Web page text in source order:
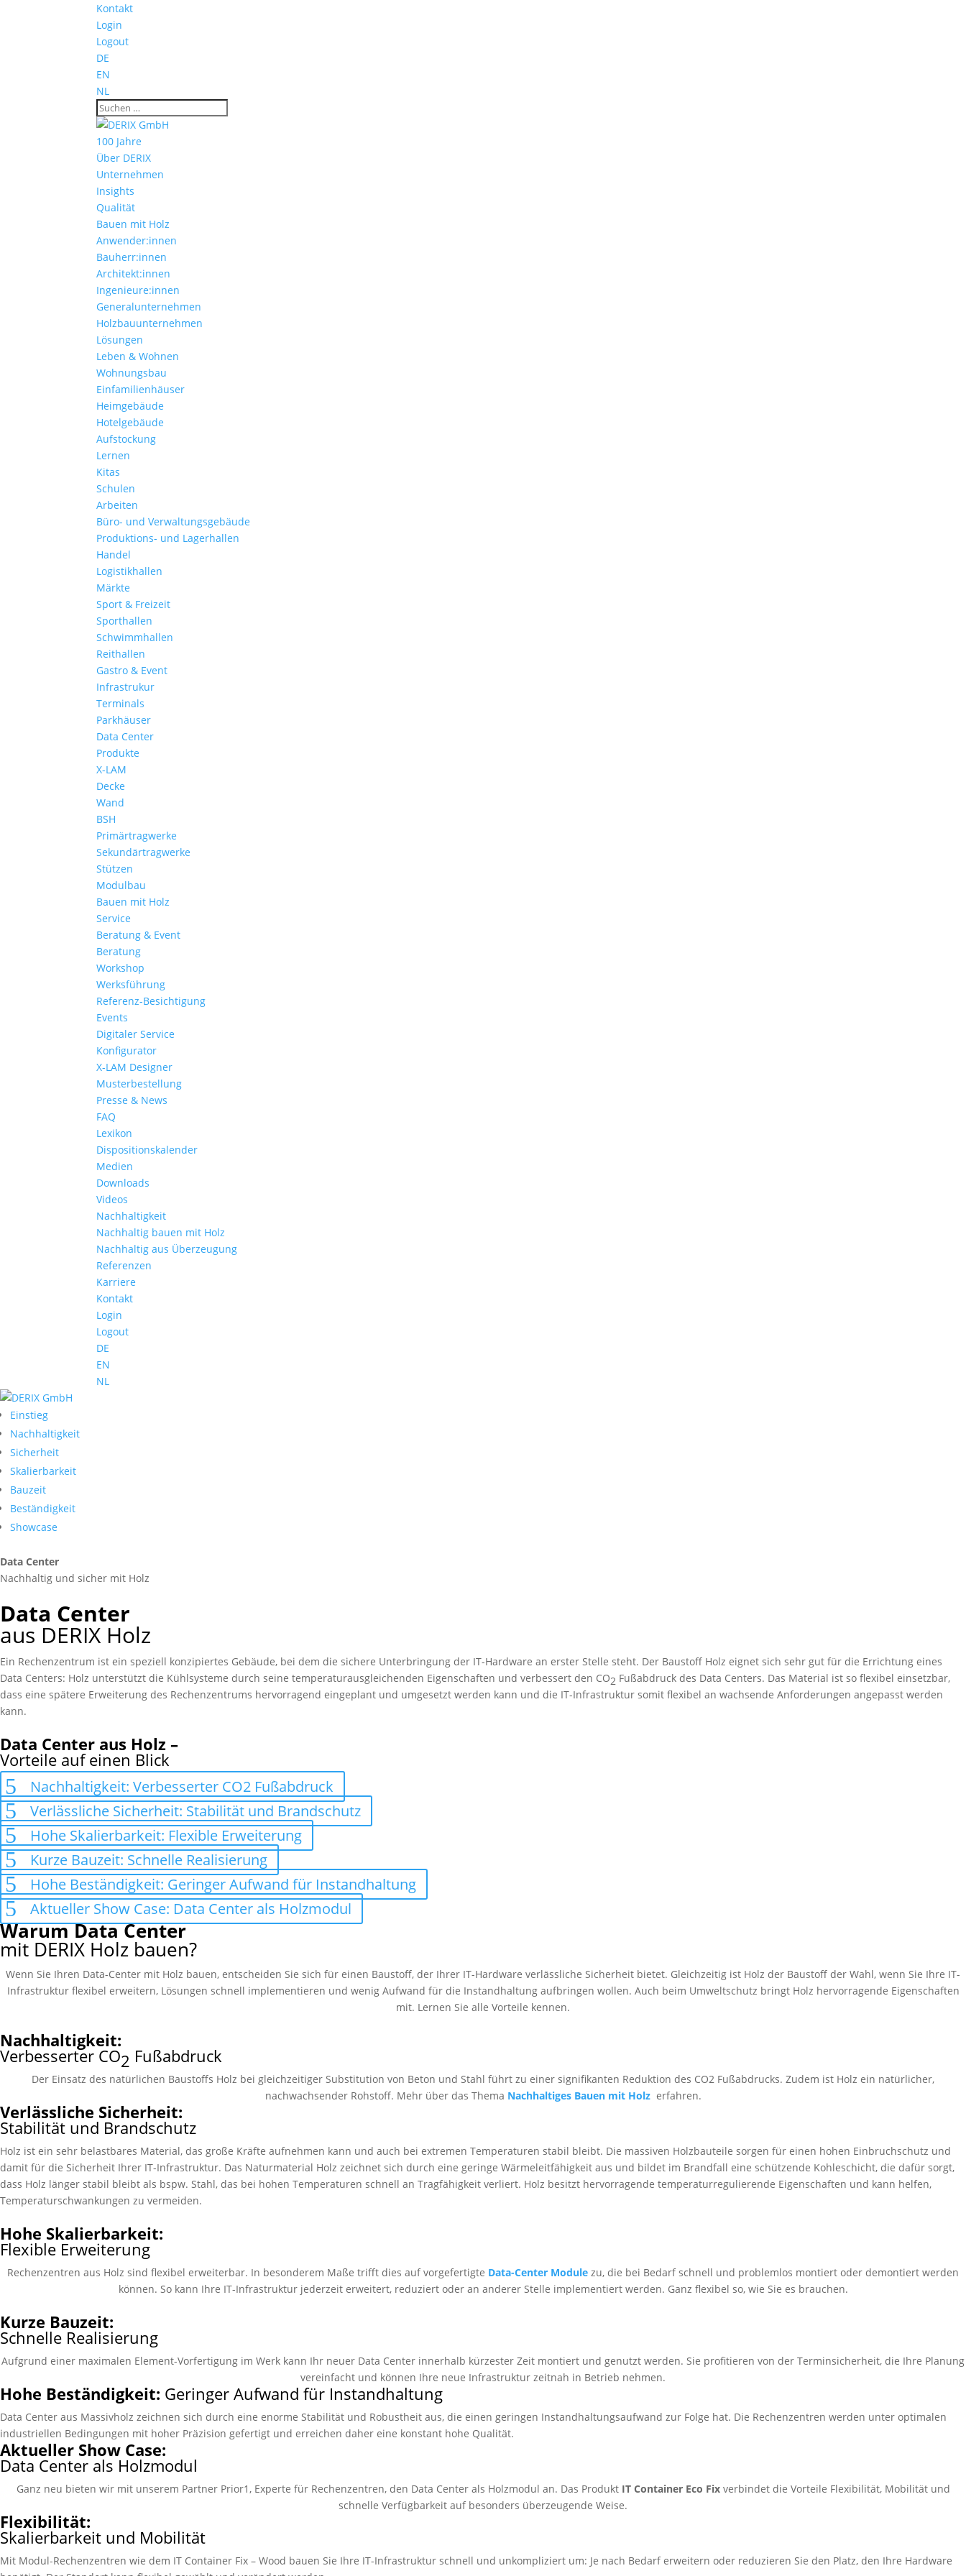
Kontakt
Login
Logout
DE
EN
NL
100 Jahre
Über DERIX
Unternehmen
Insights
Qualität
Bauen mit Holz
Anwender:innen
Bauherr:innen
Architekt:innen
Ingenieure:innen
Generalunternehmen
Holzbauunternehmen
Lösungen
Leben & Wohnen
Wohnungs­bau
Einfamilien­häuser
Heimgebäude
Hotelgebäude
Aufstockung
Lernen
Kitas
Schulen
Arbeiten
Büro- und Verwaltungs­gebäude
Produktions- und Lagerhallen
Handel
Logistikhallen
Märkte
Sport & Freizeit
Sporthallen
Schwimmhallen
Reithallen
Gastro & Event
Infrastrukur
Terminals
Parkhäuser
Data Center
Produkte
X-LAM
Decke
Wand
BSH
Primärtragwerke
Sekundärtragwerke
Stützen
Modulbau
Bauen mit Holz
Service
Beratung & Event
Beratung
Workshop
Werksführung
Referenz-Besichtigung
Events
Digitaler Service
Konfigurator
X-LAM Designer
Musterbestellung
Presse & News
FAQ
Lexikon
Dispositionskalender
Medien
Downloads
Videos
Nachhaltigkeit
Nachhaltig bauen mit Holz
Nachhaltig aus Überzeugung
Referenzen
Karriere
Kontakt
Login
Logout
DE
EN
NL
Einstieg
Nachhaltigkeit
Sicherheit
Skalierbarkeit
Bauzeit
Beständigkeit
Showcase
Data Center
Nachhaltig und sicher mit Holz
Data Center
aus DERIX Holz
Ein Rechenzentrum ist ein speziell konzipiertes Gebäude, bei dem die sichere Unterbringung der IT-Hardware an erster Stelle steht. Der Baustoff Holz eignet sich sehr gut für die Errichtung eines
Data Centers: Holz unterstützt die Kühlsysteme durch seine temperaturausgleichenden Eigenschaften und verbessert den CO2 Fußabdruck des Data Centers. Das Material ist so flexibel einsetzbar,
dass eine spätere Erweiterung des Rechenzentrums hervorragend eingeplant und umgesetzt werden kann und die IT-Infrastruktur somit flexibel an wachsende Anforderungen angepasst werden
kann.
Data Center aus Holz –
Vorteile auf einen Blick
Nachhaltigkeit: Verbesserter CO2 Fußabdruck
Verlässliche Sicherheit: Stabilität und Brandschutz
Hohe Skalierbarkeit: Flexible Erweiterung
Kurze Bauzeit: Schnelle Realisierung
Hohe Beständigkeit: Geringer Aufwand für Instandhaltung
Aktueller Show Case: Data Center als Holzmodul
Warum Data Center
mit DERIX Holz bauen?
Wenn Sie Ihren Data-Center mit Holz bauen, entscheiden Sie sich für einen Baustoff, der Ihrer IT-Hardware verlässliche Sicherheit bietet. Gleichzeitig ist Holz der Baustoff der Wahl, wenn Sie Ihre IT-
Infrastruktur flexibel erweitern, Lösungen schnell implementieren und wenig Aufwand für die Instandhaltung aufbringen wollen. Auch beim Umweltschutz bringt Holz hervorragende Eigenschaften
mit. Lernen Sie alle Vorteile kennen.
Nachhaltigkeit:
Verbesserter CO2 Fußabdruck
Der Einsatz des natürlichen Baustoffs Holz bei gleichzeitiger Substitution von Beton und Stahl führt zu einer signifikanten Reduktion des CO2 Fußabdrucks. Zudem ist Holz ein natürlicher,
nachwachsender Rohstoff. Mehr über das Thema Nachhaltiges Bauen mit Holz erfahren.
Verlässliche Sicherheit:
Stabilität und Brandschutz
Holz ist ein sehr belastbares Material, das große Kräfte aufnehmen kann und auch bei extremen Temperaturen stabil bleibt. Die massiven Holzbauteile sorgen für einen hohen Einbruchschutz und
damit für die Sicherheit Ihrer IT-Infrastruktur. Das Naturmaterial Holz zeichnet sich durch eine geringe Wärmeleitfähigkeit aus und bildet im Brandfall eine schützende Kohleschicht, die dafür sorgt,
dass Holz länger stabil bleibt als bspw. Stahl, das bei hohen Temperaturen schnell an Tragfähigkeit verliert. Holz besitzt hervorragende temperaturregulierende Eigenschaften und kann helfen,
Temperaturschwankungen zu vermeiden.
Hohe Skalierbarkeit:
Flexible Erweiterung
Rechenzentren aus Holz sind flexibel erweiterbar. In besonderem Maße trifft dies auf vorgefertigte Data-Center Module zu, die bei Bedarf schnell und problemlos montiert oder demontiert werden
können. So kann Ihre IT-Infrastruktur jederzeit erweitert, reduziert oder an anderer Stelle implementiert werden. Ganz flexibel so, wie Sie es brauchen.
Kurze Bauzeit:
Schnelle Realisierung
Aufgrund einer maximalen Element-Vorfertigung im Werk kann Ihr neuer Data Center innerhalb kürzester Zeit montiert und genutzt werden. Sie profitieren von der Terminsicherheit, die Ihre Planung
vereinfacht und können Ihre neue Infrastruktur zeitnah in Betrieb nehmen.
Hohe Beständigkeit: Geringer Aufwand für Instandhaltung
Data Center aus Massivholz zeichnen sich durch eine enorme Stabilität und Robustheit aus, die einen geringen Instandhaltungsaufwand zur Folge hat. Die Rechenzentren werden unter optimalen
industriellen Bedingungen mit hoher Präzision gefertigt und erreichen daher eine konstant hohe Qualität.
Aktueller Show Case:
Data Center als Holzmodul
Ganz neu bieten wir mit unserem Partner Prior1, Experte für Rechenzentren, den Data Center als Holzmodul an. Das ProduktIT Container Eco Fixverbindet die Vorteile Flexibilität, Mobilität und
schnelle Verfügbarkeit auf besonders überzeugende Weise.
Flexibilität:
Skalierbarkeit und Mobilität
Mit Modul-Rechenzentren wie dem IT Container Fix – Wood bauen Sie Ihre IT-Infrastruktur schnell und unkompliziert um: Je nach Bedarf erweitern oder reduzieren Sie den Platz, den Ihre Hardware